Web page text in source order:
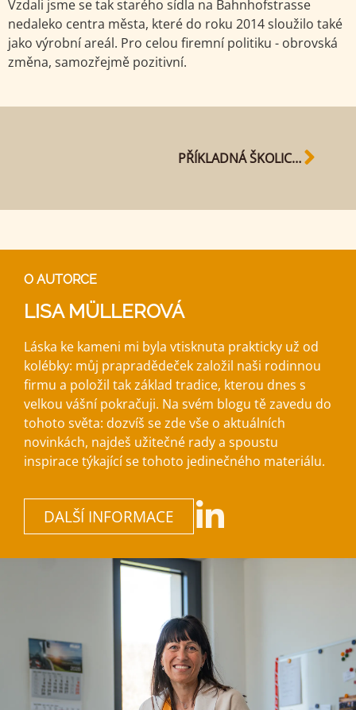
Vzdali jsme se tak starého sídla na Bahnhofstrasse
nedaleko centra města, které do roku 2014 sloužilo také
jako výrobní areál. Pro celou firemní politiku - obrovská
změna, samozřejmě pozitivní.
PŘÍKLADNÁ ŠKOLICÍ SPOLEČNOST
O AUTORCE
LISA MÜLLEROVÁ
Láska ke kameni mi byla vtisknuta prakticky už od
kolébky: můj prapradědeček založil naši rodinnou
firmu a položil tak základ tradice, kterou dnes s
velkou vášní pokračuji. Na svém blogu tě zavedu do
tohoto světa: dozvíš se zde vše o aktuálních
novinkách, najdeš užitečné rady a spoustu
inspirace týkající se tohoto jedinečného materiálu.
DALŠÍ INFORMACE